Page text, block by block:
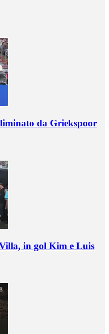
da Griekspoor
in gol Kim e Luis